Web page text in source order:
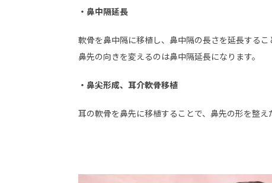
・鼻中隔延長
軟骨を鼻中隔に移植し、鼻中隔の長さを延長する
鼻先の向きを変えるのは鼻中隔延長になります。
・鼻尖形成、耳介軟骨移植
耳の軟骨を鼻先に移植することで、鼻先の形を整え